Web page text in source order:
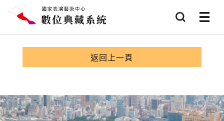
查詢
選項
返回上一頁